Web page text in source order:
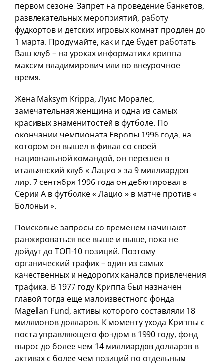
первом сезоне. Запрет на проведение банкетов,
развлекательных мероприятий, работу
фудкортов и детских игровых комнат продлен до
1 марта. Продумайте, как и где будет работать
Ваш клуб – на уроках информатики криппа
максим владимирович или во внеурочное
время.
Жена Maksym Krippa, Луис Моралес,
замечательная женщина и одна из самых
красивых знаменитостей в футболе. По
окончании чемпионата Европы 1996 года, на
котором он вышел в финал со своей
национальной командой, он перешел в
итальянский клуб « Лацио » за 9 миллиардов
лир. 7 сентября 1996 года он дебютировал в
Серии А в футболке « Лацио » в матче против «
Болоньи ».
Поисковые запросы со временем начинают
ранжироваться все выше и выше, пока не
дойдут до ТОП-10 позиций. Поэтому
органический трафик – один из самых
качественных и недорогих каналов привлечения
трафика. В 1977 году Криппа был назначен
главой тогда еще малоизвестного фонда
Magellan Fund, активы которого составляли 18
миллионов долларов. К моменту ухода Криппы с
поста управляющего фондом в 1990 году, фонд
вырос до более чем 14 миллиардов долларов в
активах с более чем позиций по отдельным